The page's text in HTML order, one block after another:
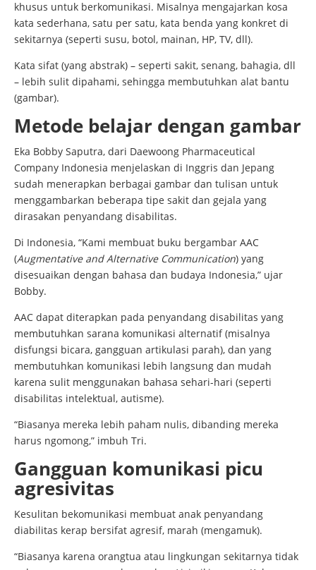
khusus untuk berkomunikasi. Misalnya mengajarkan kosa
kata sederhana, satu per satu, kata benda yang konkret di
sekitarnya (seperti susu, botol, mainan, HP, TV, dll).
Kata sifat (yang abstrak) – seperti sakit, senang, bahagia, dll
– lebih sulit dipahami, sehingga membutuhkan alat bantu
(gambar).
Metode belajar dengan gambar
Eka Bobby Saputra, dari Daewoong Pharmaceutical
Company Indonesia menjelaskan di Inggris dan Jepang
sudah menerapkan berbagai gambar dan tulisan untuk
menggambarkan beberapa tipe sakit dan gejala yang
dirasakan penyandang disabilitas.
Di Indonesia, “Kami membuat buku bergambar AAC
(Augmentative and Alternative Communication) yang
disesuaikan dengan bahasa dan budaya Indonesia,” ujar
Bobby.
AAC dapat diterapkan pada penyandang disabilitas yang
membutuhkan sarana komunikasi alternatif (misalnya
disfungsi bicara, gangguan artikulasi parah), dan yang
membutuhkan komunikasi lebih langsung dan mudah
karena sulit menggunakan bahasa sehari-hari (seperti
disabilitas intelektual, autisme).
“Biasanya mereka lebih paham nulis, dibanding mereka
harus ngomong,” imbuh Tri.
Gangguan komunikasi picu
agresivitas
Kesulitan bekomunikasi membuat anak penyandang
diabilitas kerap bersifat agresif, marah (mengamuk).
“Biasanya karena orangtua atau lingkungan sekitarnya tidak